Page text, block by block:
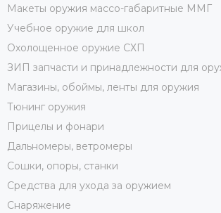
Макеты оружия массо-габаритные ММГ
Учебное оружие для школ
Охолощенное оружие СХП
ЗИП запчасти и принадлежности для
Магазины, обоймы, ленты для оружия
Тюнинг оружия
Прицелы и фонари
Дальномеры, ветромеры
Сошки, опоры, станки
Средства для ухода за оружием
Снаряжение